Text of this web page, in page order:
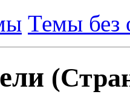
Темы без